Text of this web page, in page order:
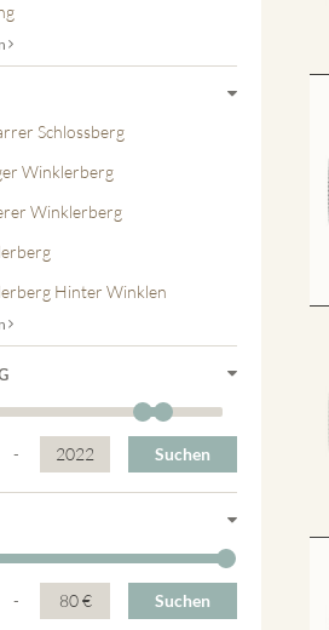
Schlossberg
Winklerberg
Winklerberg
Hinter Winklen
- 2022 Suchen
- 80 € Suchen